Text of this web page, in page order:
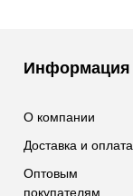
Информация
О компании
Доставка и оплата
Оптовым
покупателям